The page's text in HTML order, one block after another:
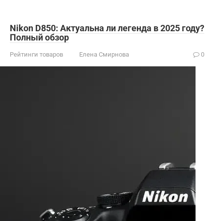
Nikon D850: Актуальна ли легенда в 2025 году?
Полный обзор
Рейтинги товаров Елена Смирнова 0